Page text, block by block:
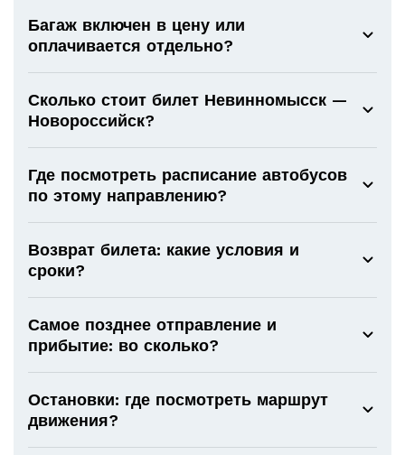
Багаж включен в цену или
оплачивается отдельно?
Сколько стоит билет Невинномысск —
Новороссийск?
Где посмотреть расписание автобусов
по этому направлению?
Возврат билета: какие условия и
сроки?
Самое позднее отправление и
прибытие: во сколько?
Остановки: где посмотреть маршрут
движения?